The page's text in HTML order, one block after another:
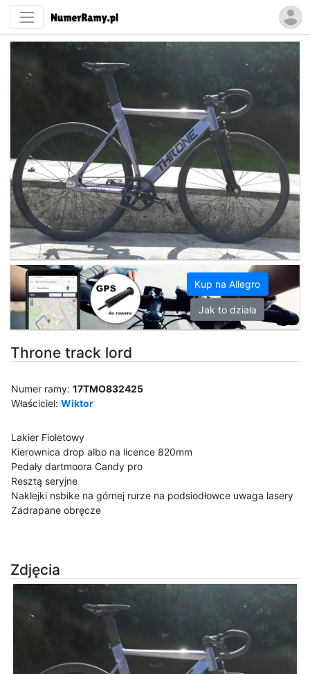
Kup na Allegro
Jak to działa
Throne track lord
Numer ramy:17TMO832425
Właściciel:Wiktor
Lakier Fioletowy
Kierownica drop albo na licence 820mm
Pedały dartmoora Candy pro
Resztą seryjne
Naklejki nsbike na górnej rurze na podsiodłowce uwaga lasery
Zadrapane obręcze
Zdjęcia